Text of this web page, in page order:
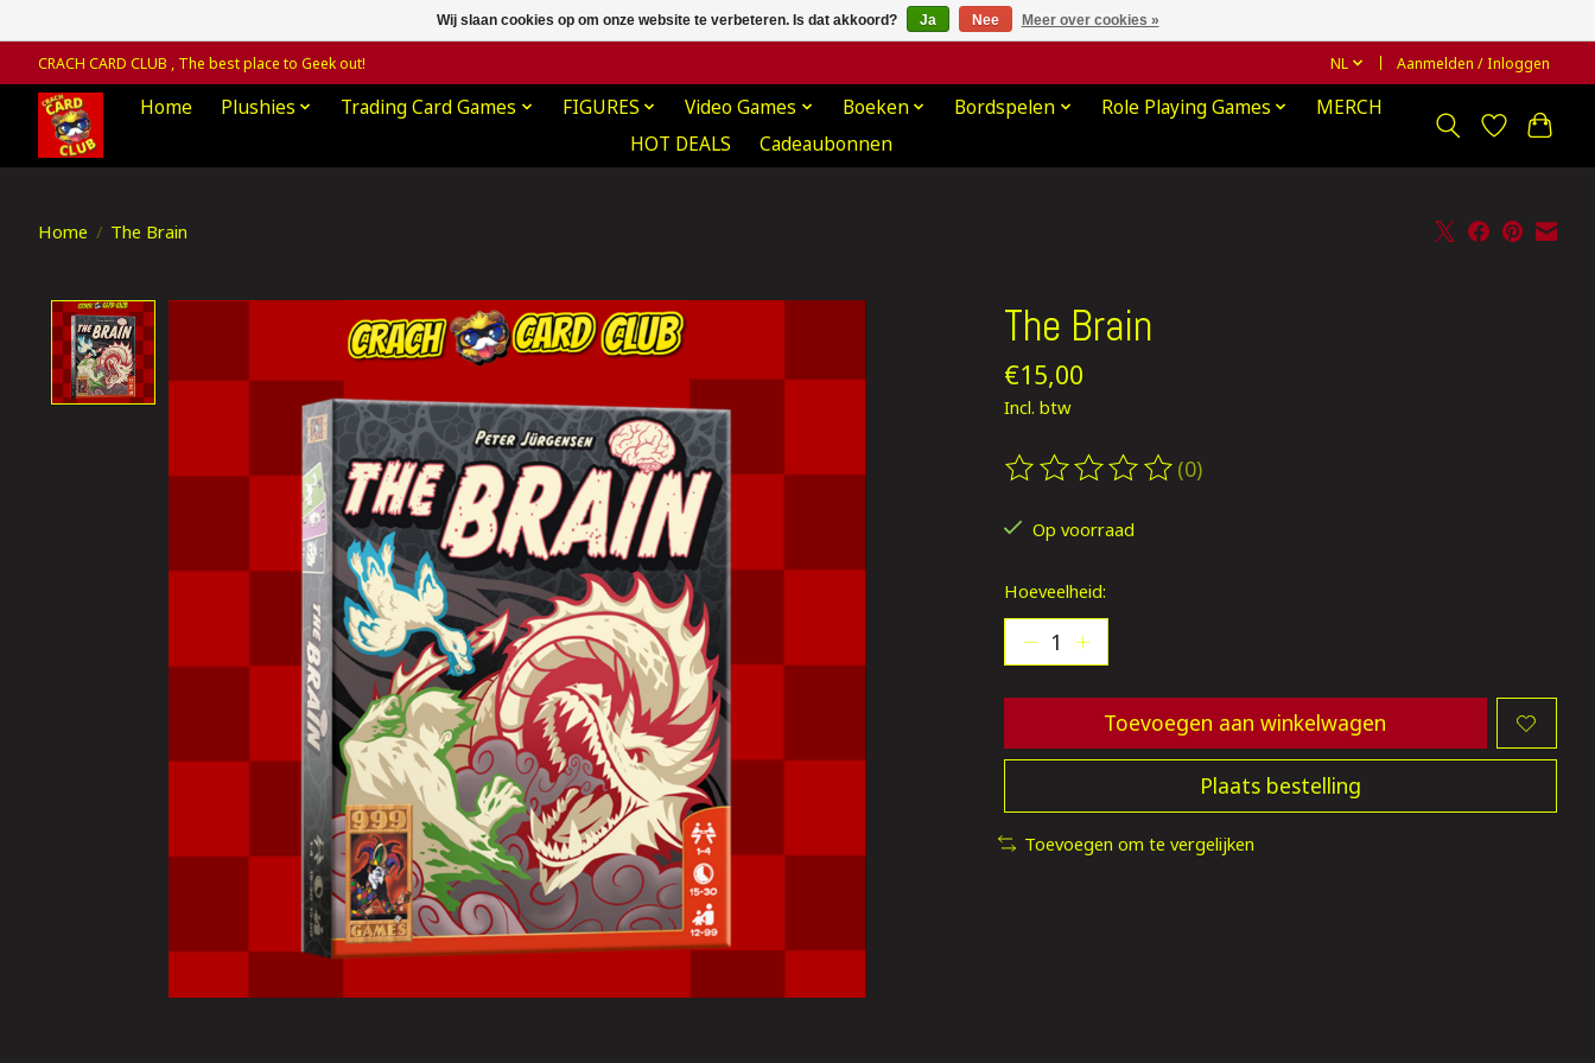
CRACH CARD CLUB , The best place to Geek out! NL Aanmelden / Inloggen
Home Plushies Trading Card Games FIGURES Video Games Boeken Bordspelen Role Playing Games
MERCH
HOT DEALS
Cadeaubonnen
Home / The Brain
Product image slideshow Items The Brain
€15,00
Incl. btw
De beoordeling van dit product is
(0)
Op voorraad
Hoeveelheid:
Toevoegen aan winkelwagen
Plaats bestelling
Toevoegen om te vergelijken
Wij slaan cookies op om onze website te verbeteren. Is dat akkoord? Ja Nee Meer over cookies »